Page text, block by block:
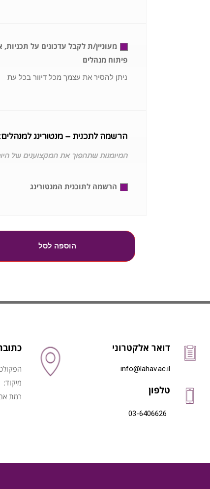
מעוניין/ת לקבל עדכונים על
פיתוח מנהלים
ניתן להסיר את עצמך מכל דיוור בכל עת
הרשמה לתכנית – מנטורינג למנהלים:
המיומנות שתהפוך את המקצוענים של
הרשמה לתוכנית המנטורינג
הוספה לסל
דואר אלקטרוני
info@lahav.ac.il
טלפון
03-6406626
מיקוד: 6997801
רמת